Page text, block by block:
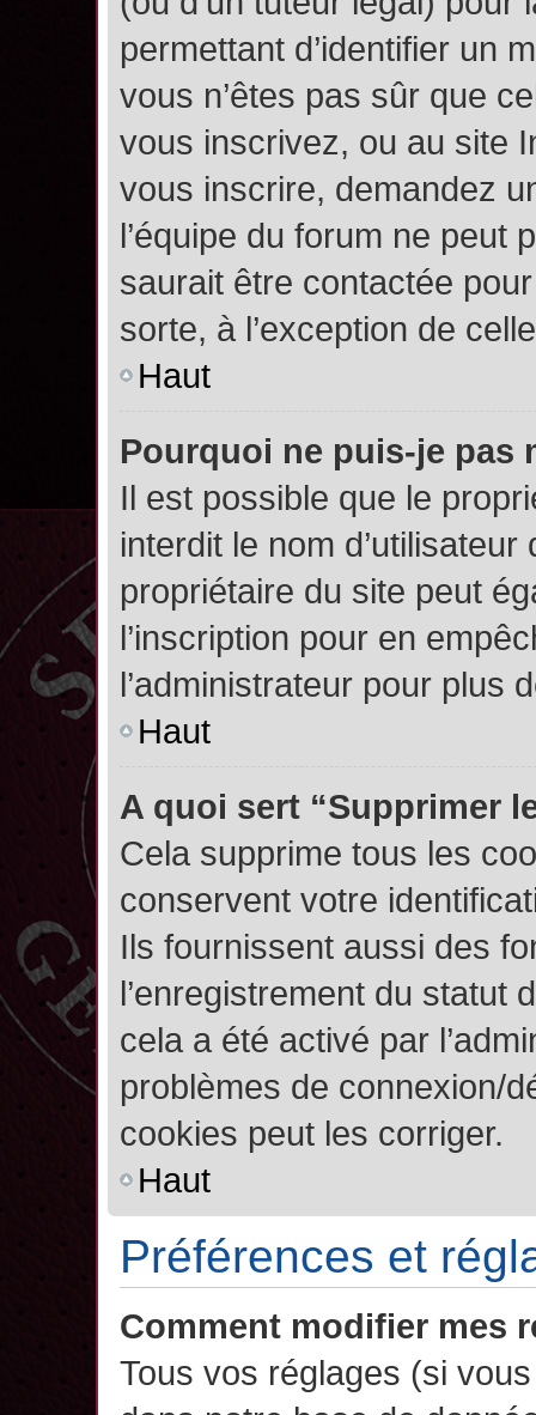
permettant d’identifier un
vous n’êtes pas sûr que
vous inscrivez, ou au site
vous inscrire, demandez
l’équipe du forum ne peut
saurait être contactée
sorte, à l’exception de
Haut
Pourquoi ne puis-je pas
Il est possible que le
interdit le nom
propriétaire du site peut
l’inscription pour en
l’administrateur pour plus
Haut
A quoi sert “Supprimer
Cela supprime tous les
conservent votre
Ils fournissent aussi des
l’enregistrement du statut
cela a été activé par
problèmes de connexion/
cookies peut les corriger.
Haut
Préférences et
Comment modifier mes
Tous vos réglages (si